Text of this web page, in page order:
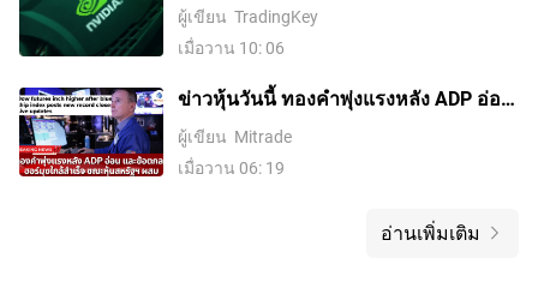
หลังบวกติดต่อกัน 5 วันพุ่งเกิน 10%
ผู้เขียน TradingKey
เมื่อวาน 10: 06
ข่าวหุ้นวันนี้ ทองคำพุ่งแรงหลัง ADP อ่อน
และข้อตกลงฮอร์มุซใกล้สำเร็จ ขณะหุ้น
สหรัฐฯ ผสม
ผู้เขียน Mitrade
เมื่อวาน 06: 19
อ่านเพิ่มเติม